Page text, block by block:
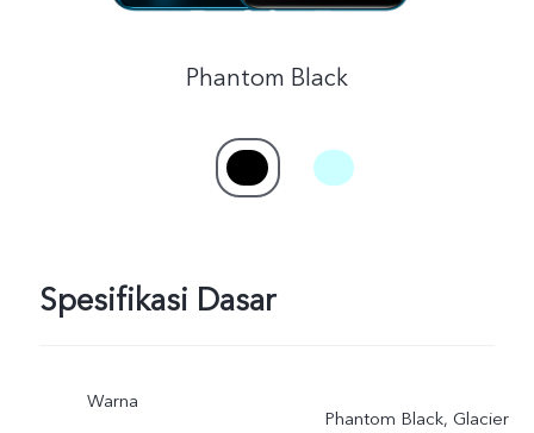
Phantom Black
Spesifikasi Dasar
Warna
Phantom Black, Glacier